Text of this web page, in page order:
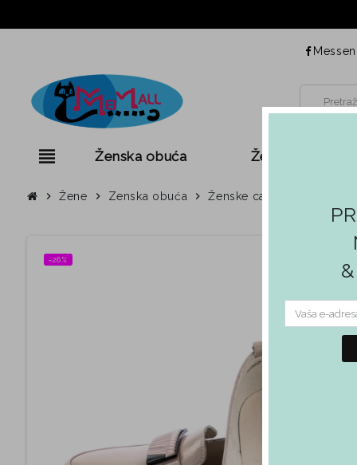
view_headline Ženska obuća Ženska odjeća
chevron_right Žene chevron_right Zenska obuća chevron_right Ženske casual cipele od
−26%